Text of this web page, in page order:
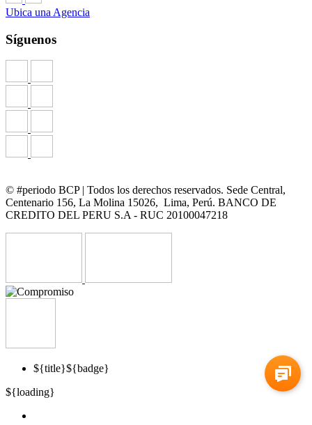
Ubica una Agencia
Síguenos
© #periodo BCP | Todos los derechos reservados. Sede Central,
Centenario 156, La Molina 15026, Lima, Perú. BANCO DE
CREDITO DEL PERU S.A - RUC 20100047218
${title}${badge}
${loading}